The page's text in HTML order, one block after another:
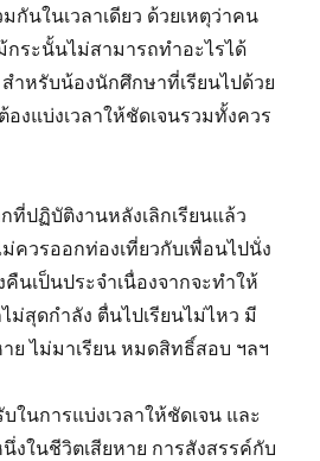
กันในเวลาเดียว ด้วยเหตุว่าคน
กระนั้นไม่สามารถทำอะไรได้
ำหรับน้องนักศึกษาที่เรียนไปด้วย
องแบ่งเวลาให้ชัดเจนรวมทั้งควร
ที่ปฏิบัติงานหลังเลิกเรียนแล้ว
วรออกท่องเที่ยวกับเพื่อนไปนั่ง
นเป็นประจำเนื่องจากจะทำให้
สุดกำลัง ตื่นไปเรียนไม่ไหว มี
ย ไม่มาเรียน หมดสิทธิ์สอบ ฯลฯ
ในการแบ่งเวลาให้ชัดเจน และ
งในชีวิตเสียหาย การสังสรรค์กับ